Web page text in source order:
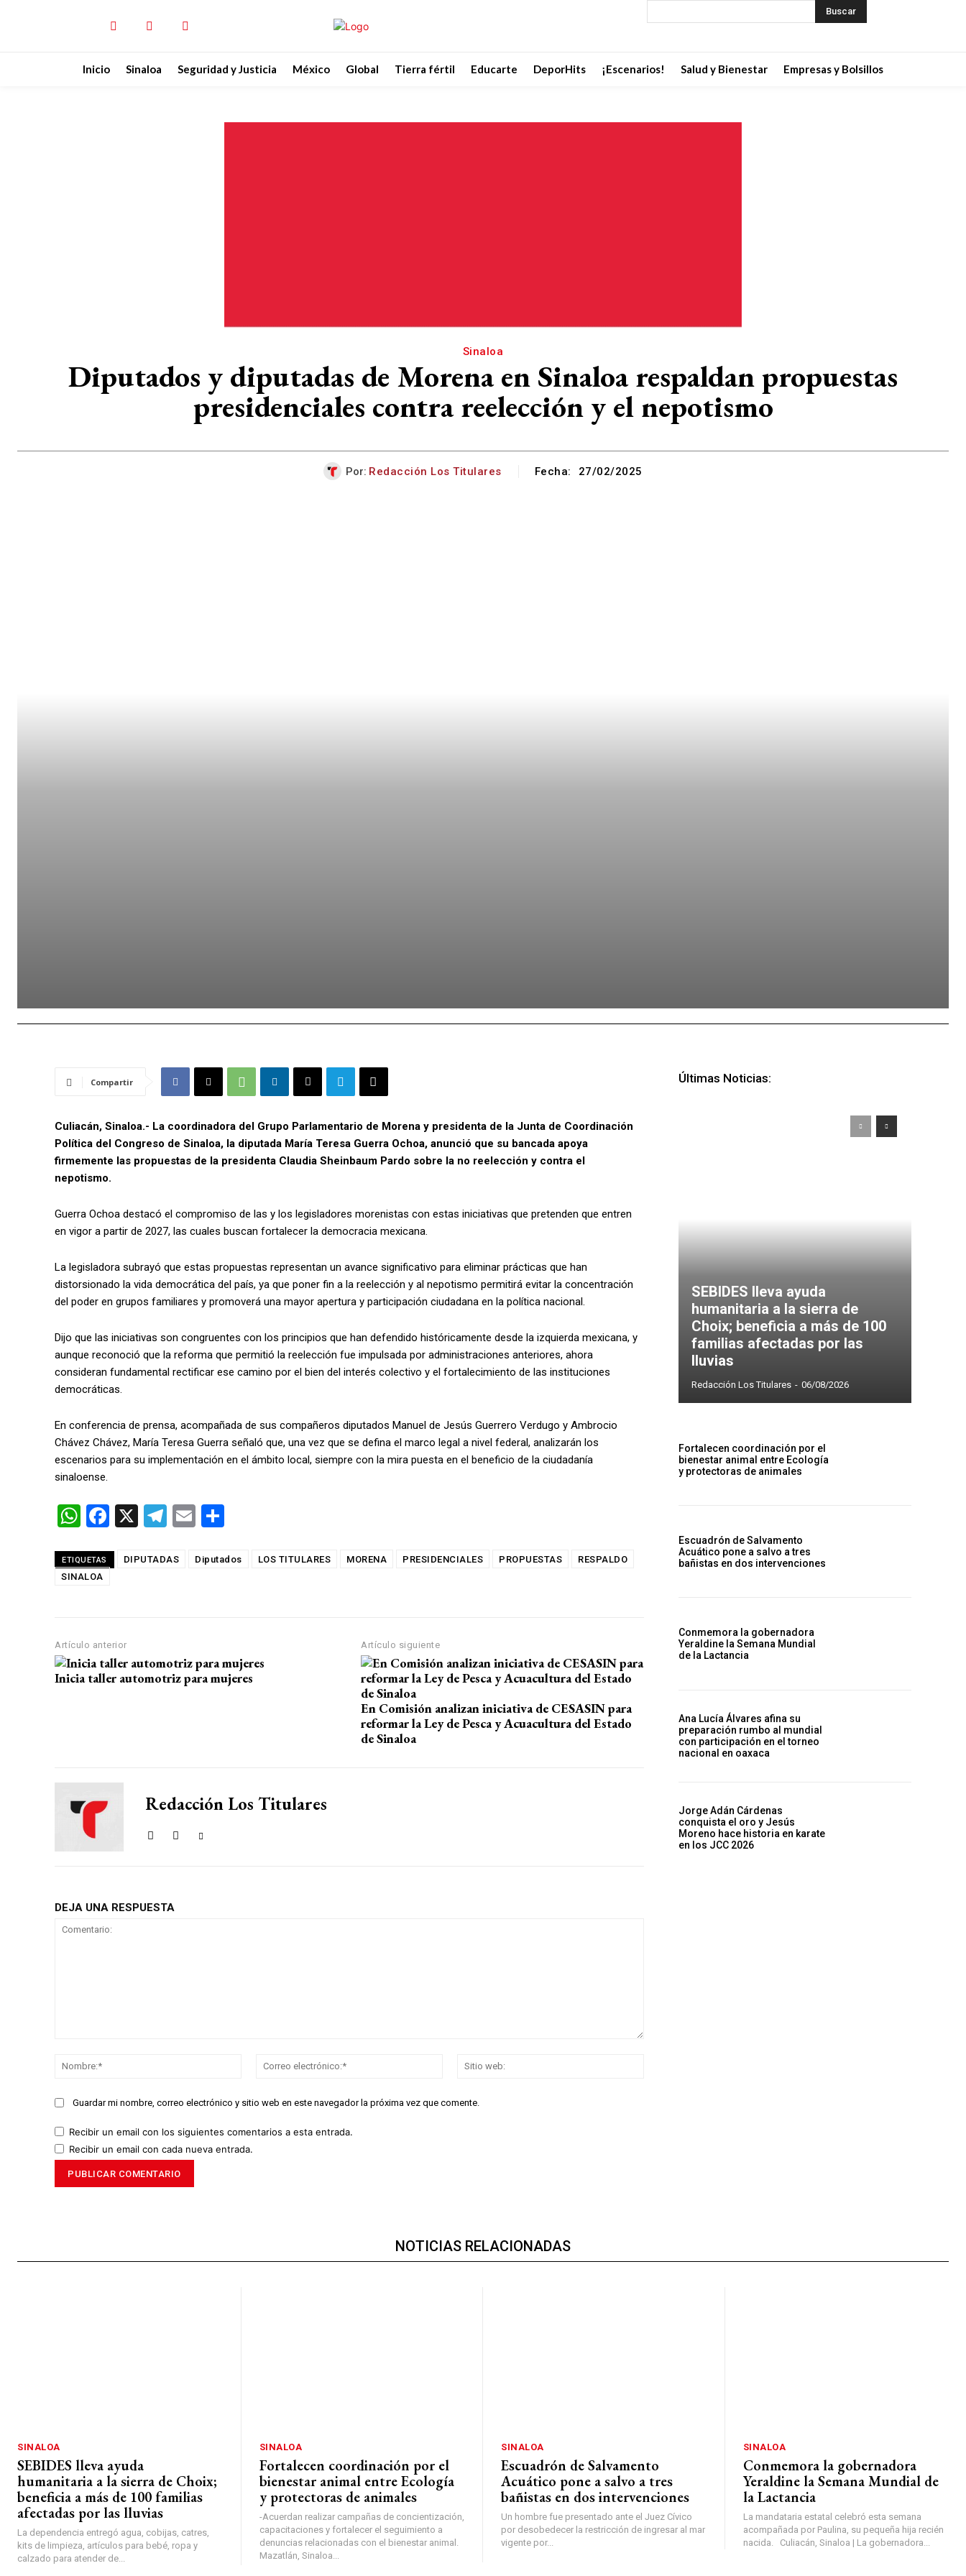
Buscar
Inicio Sinaloa Seguridad y Justicia México Global Tierra fértil Educarte DeporHits ¡Escenarios! Salud y Bienestar Empresas y Bolsillos
Sinaloa
Diputados y diputadas de Morena en Sinaloa respaldan propuestas
presidenciales contra reelección y el nepotismo
Por: Redacción Los Titulares Fecha: 27/02/2025
Compartir
Culiacán, Sinaloa.- La coordinadora del Grupo Parlamentario de Morena y presidenta de la Junta de Coordinación
Política del Congreso de Sinaloa, la diputada María Teresa Guerra Ochoa, anunció que su bancada apoya
firmemente las propuestas de la presidenta Claudia Sheinbaum Pardo sobre la no reelección y contra el
nepotismo.
Guerra Ochoa destacó el compromiso de las y los legisladores morenistas con estas iniciativas que pretenden que entren
en vigor a partir de 2027, las cuales buscan fortalecer la democracia mexicana.
La legisladora subrayó que estas propuestas representan un avance significativo para eliminar prácticas que han
distorsionado la vida democrática del país, ya que poner fin a la reelección y al nepotismo permitirá evitar la concentración
del poder en grupos familiares y promoverá una mayor apertura y participación ciudadana en la política nacional.
Dijo que las iniciativas son congruentes con los principios que han defendido históricamente desde la izquierda mexicana, y
aunque reconoció que la reforma que permitió la reelección fue impulsada por administraciones anteriores, ahora
consideran fundamental rectificar ese camino por el bien del interés colectivo y el fortalecimiento de las instituciones
democráticas.
En conferencia de prensa, acompañada de sus compañeros diputados Manuel de Jesús Guerrero Verdugo y Ambrocio
Chávez Chávez, María Teresa Guerra señaló que, una vez que se defina el marco legal a nivel federal, analizarán los
escenarios para su implementación en el ámbito local, siempre con la mira puesta en el beneficio de la ciudadanía
sinaloense.
W
at
s
p
F
ce
k
X
T
e
E
ail m
ETIQUETAS DIPUTADAS Diputados LOS TITULARES MORENA PRESIDENCIALES PROPUESTAS
RESPALDO
SINALOA
Artículo anterior
Inicia taller automotriz para mujeres
Artículo siguiente
En Comisión analizan iniciativa de CESASIN para
reformar la Ley de Pesca y Acuacultura del Estado
de Sinaloa
Redacción Los Titulares
DEJA UNA RESPUESTA
Nombre:*
Correo
Guardar mi nombre, correo electrónico y sitio web en este navegador la próxima vez que comente.
Recibir un email con los siguientes comentarios a esta entrada.
Recibir un email con cada nueva entrada.
Últimas Noticias:
SEBIDES lleva ayuda
humanitaria a la sierra de
Choix; beneficia a más de 100
familias afectadas por las
lluvias
Redacción Los Titulares - 06/08/2026
Fortalecen coordinación por el
bienestar animal entre Ecología
y protectoras de animales
Escuadrón de Salvamento
Acuático pone a salvo a tres
bañistas en dos intervenciones
Conmemora la gobernadora
Yeraldine la Semana Mundial
de la Lactancia
Ana Lucía Álvares afina su
preparación rumbo al mundial
con participación en el torneo
nacional en oaxaca
Jorge Adán Cárdenas
conquista el oro y Jesús
Moreno hace historia en karate
en los JCC 2026
NOTICIAS RELACIONADAS
SINALOA
SEBIDES lleva ayuda
humanitaria a la sierra de Choix;
beneficia a más de 100 familias
afectadas por las lluvias
La dependencia entregó agua, cobijas, catres,
kits de limpieza, artículos para bebé, ropa y
calzado para atender de...
SINALOA
Fortalecen coordinación por el
bienestar animal entre Ecología
y protectoras de animales
-Acuerdan realizar campañas de concientización,
capacitaciones y fortalecer el seguimiento a
denuncias relacionadas con el bienestar animal.
Mazatlán, Sinaloa...
SINALOA
Escuadrón de Salvamento
Acuático pone a salvo a tres
bañistas en dos intervenciones
Un hombre fue presentado ante el Juez Cívico
por desobedecer la restricción de ingresar al mar
vigente por...
SINALOA
Conmemora la gobernadora
Yeraldine la Semana Mundial de
la Lactancia
La mandataria estatal celebró esta semana
acompañada por Paulina, su pequeña hija recién
nacida. Culiacán, Sinaloa | La gobernadora...